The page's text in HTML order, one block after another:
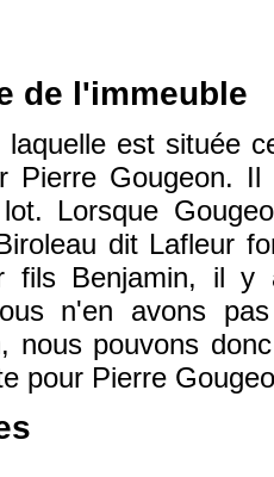
de l'immeuble
est située
Pierre Gougeon.
Lorsque
dit Lafleur
fils Benjamin, il y
n'en avons
nous pouvons
pour Pierre